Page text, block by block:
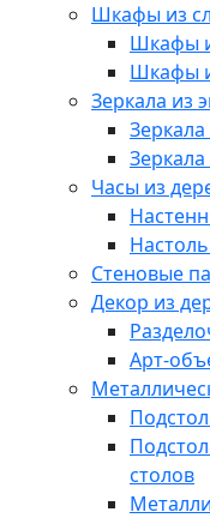
Шкафы из
Шкафы
Шкафы
Зеркала из
Зеркала
Часы из
Стеновые
Декор из
Арт-
столов